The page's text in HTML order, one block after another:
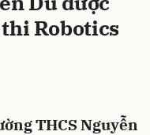
Robotics
THCS Nguyễn
Hủy Gửi